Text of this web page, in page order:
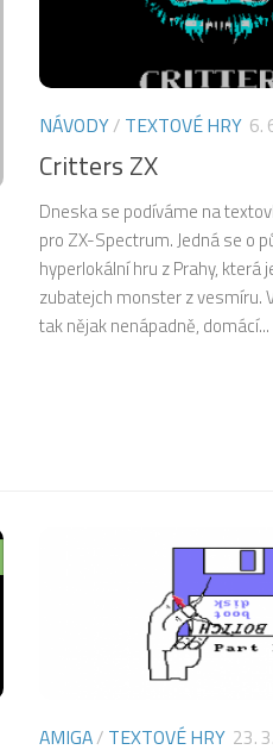
NÁVODY/ TEXTOVÉ HRY 6.
Critters ZX
Dneska se podíváme na
pro ZX-Spectrum. Jedná se o
hyperlokální hru z Prahy, která
zubatejch monster z vesmíru.
tak nějak nenápadně, domácí...
AMIGA/ TEXTOVÉ HRY 23.